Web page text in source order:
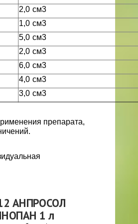
2,0 см3
1,0 см3
5,0 см3
2,0 см3
6,0 см3
4,0 см3
3,0 см3
препарата,
АНПРОСОЛ
1 л